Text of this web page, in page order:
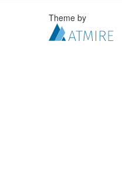
Theme by